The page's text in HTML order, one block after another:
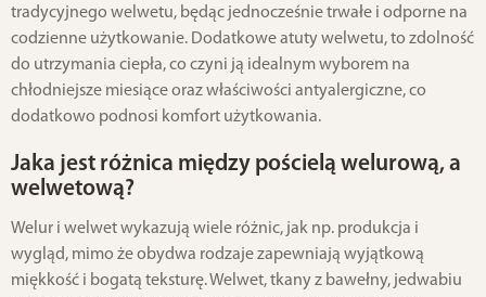
tradycyjnego welwetu, będąc jednocześnie trwałe i odporne na
codzienne użytkowanie. Dodatkowe atuty welwetu, to zdolność
do utrzymania ciepła, co czyni ją idealnym wyborem na
chłodniejsze miesiące oraz właściwości antyalergiczne, co
dodatkowo podnosi komfort użytkowania.
Jaka jest różnica między pościelą welurową, a
welwetową?
Welur i welwet wykazują wiele różnic, jak np. produkcja i
wygląd, mimo że obydwa rodzaje zapewniają wyjątkową
miękkość i bogatą teksturę. Welwet, tkany z bawełny, jedwabiu